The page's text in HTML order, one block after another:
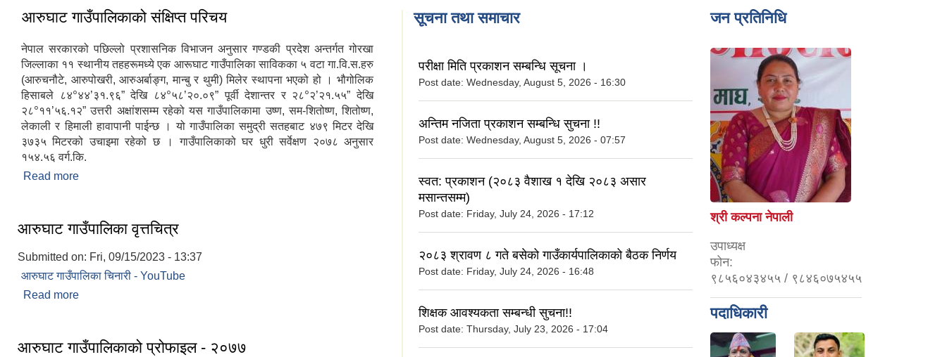
आरुघाट गाउँपालिकाको संक्षिप्त परिचय
नेपाल सरकारको पछिल्लो प्रशासनिक विभाजन अनुसार गण्डकी प्रदेश अन्तर्गत गोरखा
जिल्लाका ११ स्थानीय तहहरूमध्ये एक आरूघाट गाउँपालिका साविकका ५ वटा गा.वि.स.हरु
(आरुचनौटे, आरुपोखरी, आरुअर्बाङ्ग, मान्बु र थुमी) मिलेर स्थापना भएको हो । भौगोलिक
हिसाबले ८४०४४’३१.९६” देखि ८४०५८’२०.०९” पूर्वी देशान्तर र २८०२’२१.५५” देखि
२८०११’५६.१२” उत्तरी अक्षांशसम्म रहेको यस गाउँपालिकामा उष्ण, सम-शितोष्ण, शितोष्ण,
लेकाली र हिमाली हावापानी पाईन्छ । यो गाउँपालिका समुद्री सतहबाट ४७९ मिटर देखि
३७३५ मिटरको उचाइमा रहेको छ । गाउँपालिकाको घर धुरी सर्वेक्षण २०७८ अनुसार
१५४.५६ वर्ग.कि.
Read more
आरुघाट गाउँपालिका वृत्तचित्र
Submitted on: Fri, 09/15/2023 - 13:37
आरुघाट गाउँपालिका चिनारी - YouTube
Read more
आरुघाट गाउँपालिकाको प्रोफाइल - २०७७
सूचना तथा समाचार
परीक्षा मिति प्रकाशन सम्बन्धि सूचना ।
Post date: Wednesday, August 5, 2026 - 16:30
अन्तिम नजिता प्रकाशन सम्बन्धि सुचना !!
Post date: Wednesday, August 5, 2026 - 07:57
स्वत: प्रकाशन (२०८३ वैशाख १ देखि २०८३ असार
मसान्तसम्म)
Post date: Friday, July 24, 2026 - 17:12
२०८३ श्रावण ८ गते बसेको गाउँकार्यपालिकाको बैठक निर्णय
Post date: Friday, July 24, 2026 - 16:48
शिक्षक आवश्यकता सम्बन्धी सुचना!!
Post date: Thursday, July 23, 2026 - 17:04
जन प्रतिनिधि
श्री कल्पना नेपाली
उपाध्यक्ष
फोन:
९८५६०४३४५५ / ९८४६०७५४५५
पदाधिकारी